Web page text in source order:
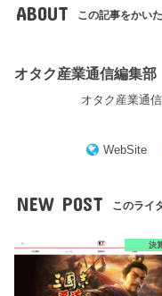
ABOUT この記事をかい
オタク産業通信編集部
オタク産業通
WebSite
NEW POST このライ
決